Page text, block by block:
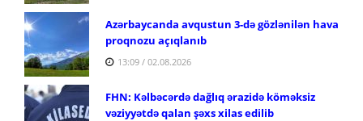
Azərbaycanda avqustun 3-də gözlənilən hava
proqnozu açıqlanıb
13:09 / 02.08.2026
FHN: Kəlbəcərdə dağlıq ərazidə köməksiz
vəziyyətdə qalan şəxs xilas edilib